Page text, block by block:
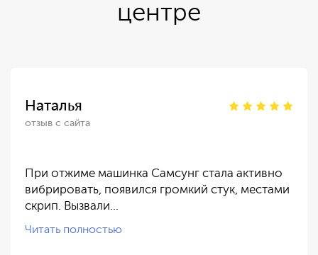
центре
Наталья
отзыв с сайта
При отжиме машинка Самсунг стала активно
вибрировать, появился громкий стук, местами
скрип. Вызвали…
Читать полностью